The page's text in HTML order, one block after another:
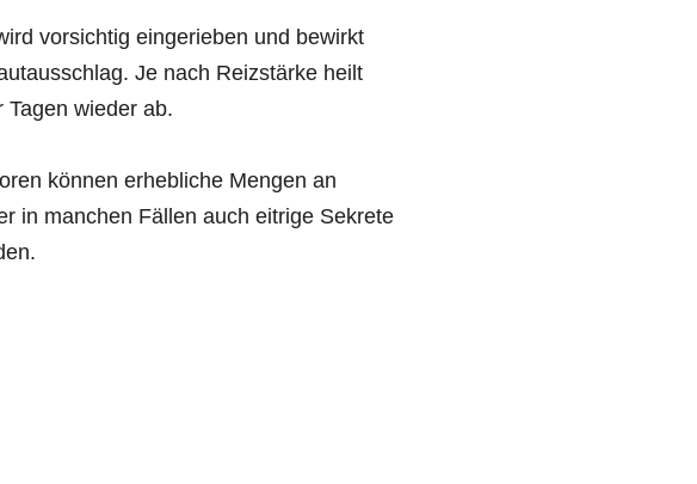
vorsichtig eingerieben und bewirkt
Je nach Reizstärke heilt
wieder ab.
können erhebliche Mengen an
in manchen Fällen auch eitrige Sekrete